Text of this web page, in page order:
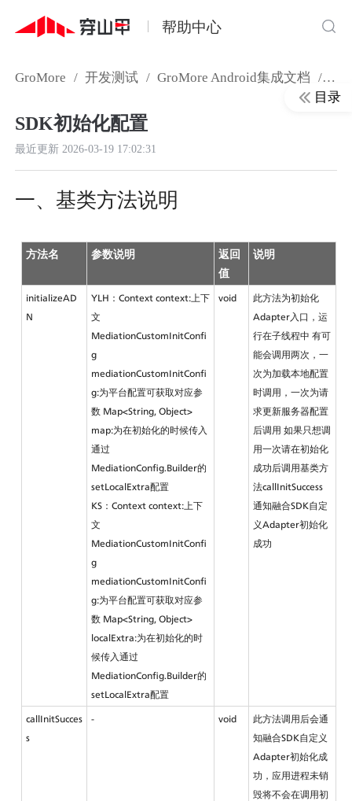
帮助中心
GroMore / 开发测试 / GroMore Android集成文档 /
SDK初始化配置
最近更新 2026-03-19 17:02:31
一、基类方法说明
方法名 参数说明
返回
值
说明
initializeAD
N
YLH：Context context:上下
文
MediationCustomInitConfi
g
mediationCustomInitConfi
g:为平台配置可获取对应参
数 Map<String, Object>
map:为在初始化的时候传入
通过
MediationConfig.Builder的
setLocalExtra配置
KS：Context context:上下
文
MediationCustomInitConfi
g
mediationCustomInitConfi
g:为平台配置可获取对应参
数 Map<String, Object>
localExtra:为在初始化的时
候传入通过
MediationConfig.Builder的
setLocalExtra配置
void
此方法为初始化
Adapter入口，运
行在子线程中 有可
能会调用两次，一
次为加载本地配置
时调用，一次为请
求更新服务器配置
后调用 如果只想调
用一次请在初始化
成功后调用基类方
法callInitSuccess
通知融合SDK自定
义Adapter初始化
成功
callInitSucces
s
- void
此方法调用后会通
知融合SDK自定义
Adapter初始化成
功，应用进程未销
毁将不会在调用初
目录